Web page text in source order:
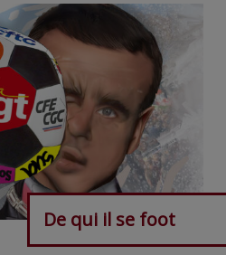
De qui il se foot